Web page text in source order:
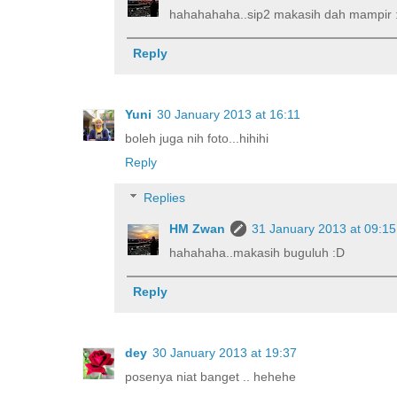
hahahahaha..sip2 makasih dah mampir
Reply
Yuni 30 January 2013 at 16:11
boleh juga nih foto...hihihi
Reply
Replies
HM Zwan
31 January 2013 at 09:15
hahahaha..makasih buguluh :D
Reply
dey 30 January 2013 at 19:37
posenya niat banget .. hehehe